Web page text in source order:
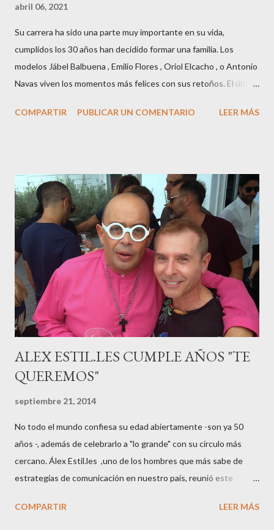
abril 06, 2021
Su carrera ha sido una parte muy importante en su vida,
cumplidos los 30 años han decidido formar una familia. Los
modelos Jábel Balbuena , Emilio Flores , Oriol Elcacho , o Antonio
Navas viven los momentos más felices con sus retoños. El último
M ateo nació en Barcelona hace poco más de una semana. El top
haciéndole padre de un precioso niño. Marta ha sido toda una
campeona, durante los primeros 3 meses de embarazo tuvo que
guardar reposo debido a un síndrome llamado
“hiperemesisgravídica”.Pasados los meses fatídicos de
gestación Marta tiró adelante con el embarazo, ahora es una
mamá feliz. Otro de los modelos que ha sido padre este año ha
sido el madrileño, Emilio Flores , el top que desfiló en las mejores
pasarelas ...
COMPARTIR PUBLICAR UN COMENTARIO LEER MÁS
ALEX ESTIL.LES CUMPLE AÑOS "TE
QUEREMOS"
septiembre 21, 2014
No todo el mundo confiesa su edad abiertamente -son ya 50
años -, además de celebrarlo a "lo grande" con su círculo más
cercano. Álex Estil.les ,uno de los hombres que más sabe de
estrategias de comunicación en nuestro país, reunió este
colaboradores y amigos que a lo largo de su vida profesional han
COMPARTIR LEER MÁS